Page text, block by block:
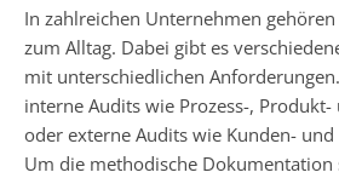
In zahlreichen Unternehmen
zum Alltag. Dabei gibt es
mit unterschiedlichen
interne Audits wie Prozess-,
oder externe Audits wie Kunden-
Um die methodische Dokumentation